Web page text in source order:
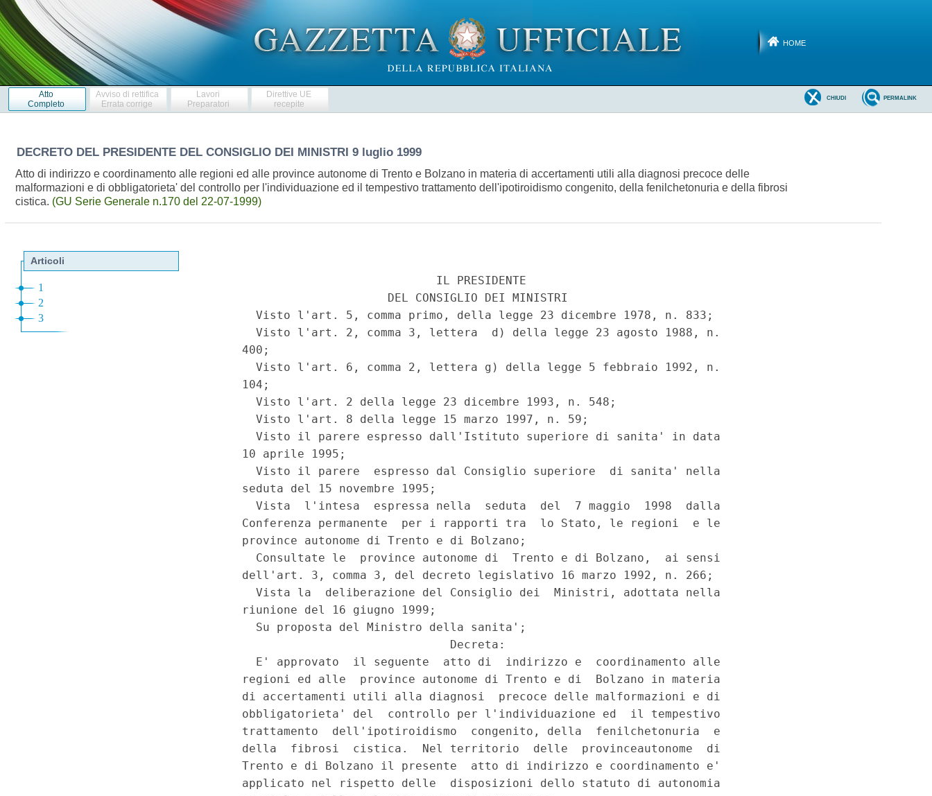
HOME
Atto
Completo
Avviso di rettifica
Errata corrige
Lavori
Preparatori
Direttive UE
recepite
PERMALINK
CHIUDI
DECRETO DEL PRESIDENTE DEL CONSIGLIO DEI MINISTRI 9 luglio 1999
Atto di indirizzo e coordinamento alle regioni ed alle province autonome di Trento e Bolzano in materia di accertamenti utili alla diagnosi precoce delle
malformazioni e di obbligatorieta' del controllo per l'individuazione ed il tempestivo trattamento dell'ipotiroidismo congenito, della fenilchetonuria e della fibrosi
cistica. (GU Serie Generale n.170 del 22-07-1999)